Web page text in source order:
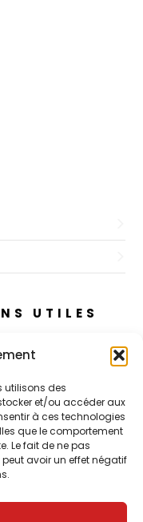
utilisons des
et/ou accéder aux
à ces technologies
que le comportement
Le fait de ne pas
avoir un effet négatif
UTILES
– Le Concept